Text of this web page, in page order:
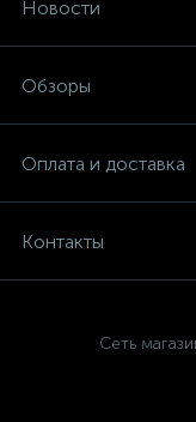
Новости
Обзоры
Оплата и доставка
Контакты
Сеть